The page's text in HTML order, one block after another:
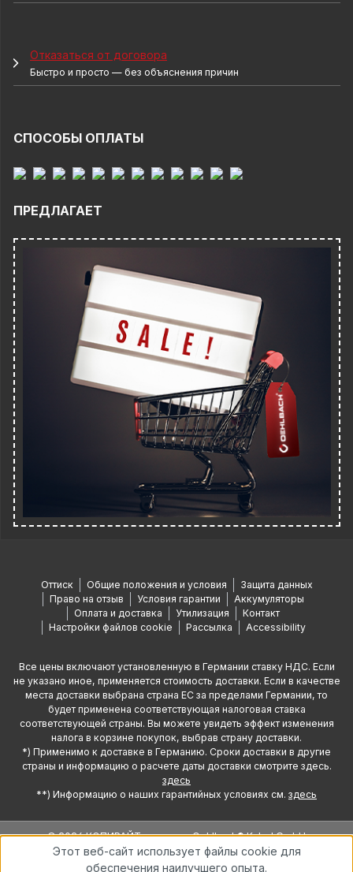
Отказаться от договора
Быстро и просто — без объяснения причин
СПОСОБЫ ОПЛАТЫ
ПРЕДЛАГАЕТ
Оттиск Общие положения и условия
Защита данных
Право на отзыв
Условия гарантии
Аккумуляторы
Оплата и доставка
Утилизация
Контакт
Настройки файлов cookie
Рассылка Accessibility
Все цены включают установленную в Германии ставку НДС. Если
не указано иное, применяется стоимость доставки. Если в качестве
места доставки выбрана страна ЕС за пределами Германии, то
будет применена соответствующая налоговая ставка
соответствующей страны. Вы можете увидеть эффект изменения
налога в корзине покупок, выбрав страну доставки.
*) Применимо к доставке в Германию. Сроки доставки в другие
страны и информацию о расчете даты доставки смотрите здесь.
здесь
**) Информацию о наших гарантийных условиях см. здесь
© 2026 КОПИРАЙТ компании Oehlbach® Kabel GmbH
Этот веб-сайт использует файлы cookie для
обеспечения наилучшего опыта.